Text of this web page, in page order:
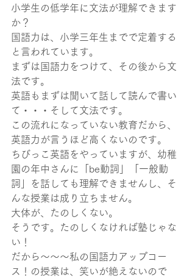
小学生の低学年に文法が理解できます
か？
国語力は、小学三年生までで定着する
と言われています。
まずは国語力をつけて、その後から文
法です。
英語もまずは聞いて話して読んで書い
て・・・そして文法です。
この流れになっていない教育だから、
英語力が言うほど高くないのです。
ちびっこ英語をやっていますが、幼稚
園の年中さんに「be動詞」「一般動
詞」を話しても理解できませんし、そ
んな授業は成り立ちません。
大体が、たのしくない。
そうです。たのしくなければ塾じゃな
い！
だから～～～私の国語力アップコー
ス！の授業は、笑いが絶えないので